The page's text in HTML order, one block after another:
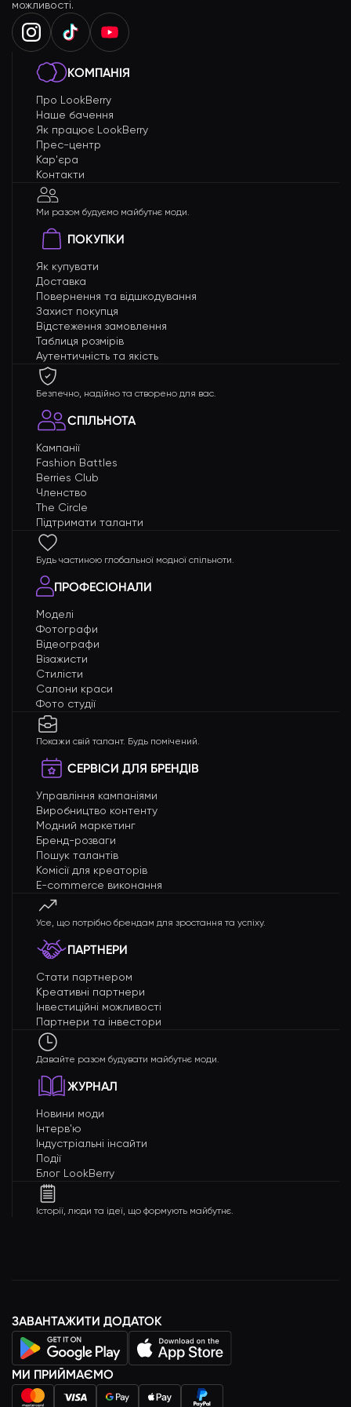
можливості.
КОМПАНІЯ
Про LookBerry
Наше бачення
Як працює LookBerry
Прес-центр
Кар'єра
Контакти
Ми разом будуємо майбутнє моди.
ПОКУПКИ
Як купувати
Доставка
Повернення та відшкодування
Захист покупця
Відстеження замовлення
Таблиця розмірів
Аутентичність та якість
Безпечно, надійно та створено для вас.
СПІЛЬНОТА
Кампанії
Fashion Battles
Berries Club
Членство
The Circle
Підтримати таланти
Будь частиною глобальної модної спільноти.
ПРОФЕСІОНАЛИ
Моделі
Фотографи
Відеографи
Візажисти
Стилісти
Салони краси
Фото студії
Покажи свій талант. Будь помічений.
СЕРВІСИ ДЛЯ БРЕНДІВ
Управління кампаніями
Виробництво контенту
Модний маркетинг
Бренд-розваги
Пошук талантів
Комісії для креаторів
E-commerce виконання
Усе, що потрібно брендам для зростання та успіху.
ПАРТНЕРИ
Стати партнером
Креативні партнери
Інвестиційні можливості
Партнери та інвестори
Давайте разом будувати майбутнє моди.
ЖУРНАЛ
Новини моди
Інтерв'ю
Індустріальні інсайти
Події
Блог LookBerry
Історії, люди та ідеї, що формують майбутнє.
ЗАВАНТАЖИТИ ДОДАТОК
МИ ПРИЙМАЄМО